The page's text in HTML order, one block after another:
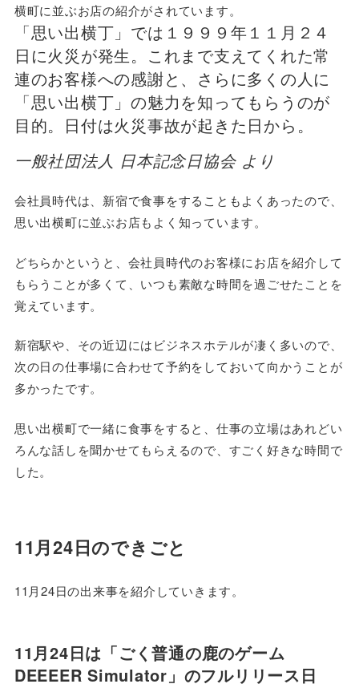
横町に並ぶお店の紹介がされています。
「思い出横丁」では１９９９年１１月２４
日に火災が発生。これまで支えてくれた常
連のお客様への感謝と、さらに多くの人に
「思い出横丁」の魅力を知ってもらうのが
目的。日付は火災事故が起きた日から。
一般社団法人 日本記念日協会 より
会社員時代は、新宿で食事をすることもよくあったので、
思い出横町に並ぶお店もよく知っています。
どちらかというと、会社員時代のお客様にお店を紹介して
もらうことが多くて、いつも素敵な時間を過ごせたことを
覚えています。
新宿駅や、その近辺にはビジネスホテルが凄く多いので、
次の日の仕事場に合わせて予約をしておいて向かうことが
多かったです。
思い出横町で一緒に食事をすると、仕事の立場はあれどい
ろんな話しを聞かせてもらえるので、すごく好きな時間で
した。
11月24日のできごと
11月24日の出来事を紹介していきます。
11月24日は「ごく普通の鹿のゲーム
DEEEER Simulator」のフルリリース日